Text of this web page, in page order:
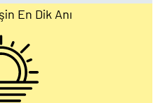
En Dik Anı